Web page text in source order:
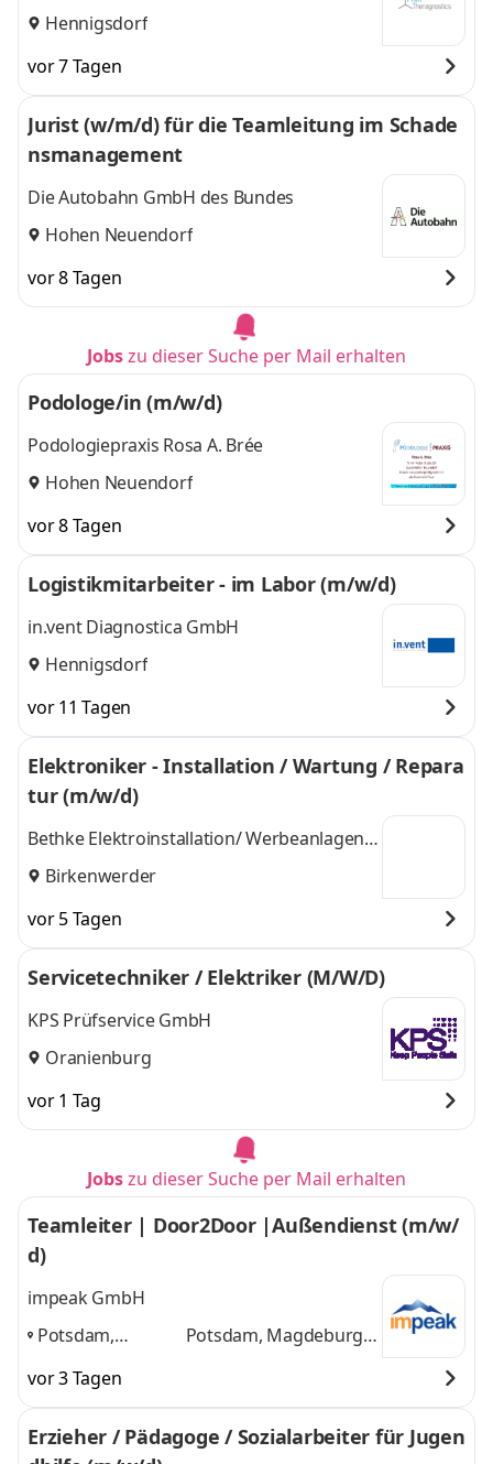
Hennigsdorf
vor 7 Tagen
Jurist (w/m/d) für die Teamleitung im Schade
nsmanagement
Die Autobahn GmbH des Bundes
Hohen Neuendorf
vor 8 Tagen
Jobszu dieser Suche per Mail erhalten
Podologe/in (m/w/d)
Podologiepraxis Rosa A. Brée
Hohen Neuendorf
vor 8 Tagen
Logistikmitarbeiter - im Labor (m/w/d)
in.vent Diagnostica GmbH
Hennigsdorf
vor 11 Tagen
Elektroniker - Installation / Wartung / Repara
tur (m/w/d)
Bethke Elektroinstallation/ Werbeanlagen
GmbH
Birkenwerder
vor 5 Tagen
Servicetechniker / Elektriker (M/W/D)
KPS Prüfservice GmbH
Oranienburg
vor 1 Tag
Jobszu dieser Suche per Mail erhalten
Teamleiter | Door2Door |Außendienst (m/w/
d)
impeak GmbH
Potsdam,
Erkner,
Oranienburg,
Potsdam, Magdeburg,
vor 3 Tagen
Erzieher / Pädagoge / Sozialarbeiter für Jugen